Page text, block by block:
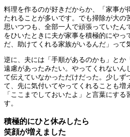
料理を作るのが好きだからか、「家事が
たれることが多いです。でも掃除が大の
思いつつも、全部一人で頑張っていたん
をひいたときに夫が家事を積極的にやっ
だ、助けてくれる家族がいるんだ」って
逆に、夫には「手順があるのかも」とか
遠慮があったみたい。やってくれないん
て伝えていなかっただけだった。少しず
て、先に気付いてやってくれることも増
「ここまでしておいたよ」と言葉にする
す。
積極的にひと休みしたら
笑顔が増えました